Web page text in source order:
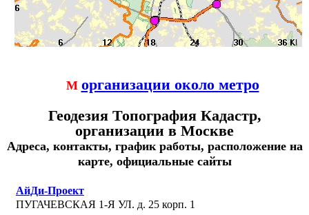
М организации около метро
Геодезия Топография Кадастр,
организации в Москве
Адреса, контакты, график работы, расположение на
карте, официальные сайты
АйДи-Проект
ПУГАЧЕВСКАЯ 1-Я УЛ. д. 25 корп. 1